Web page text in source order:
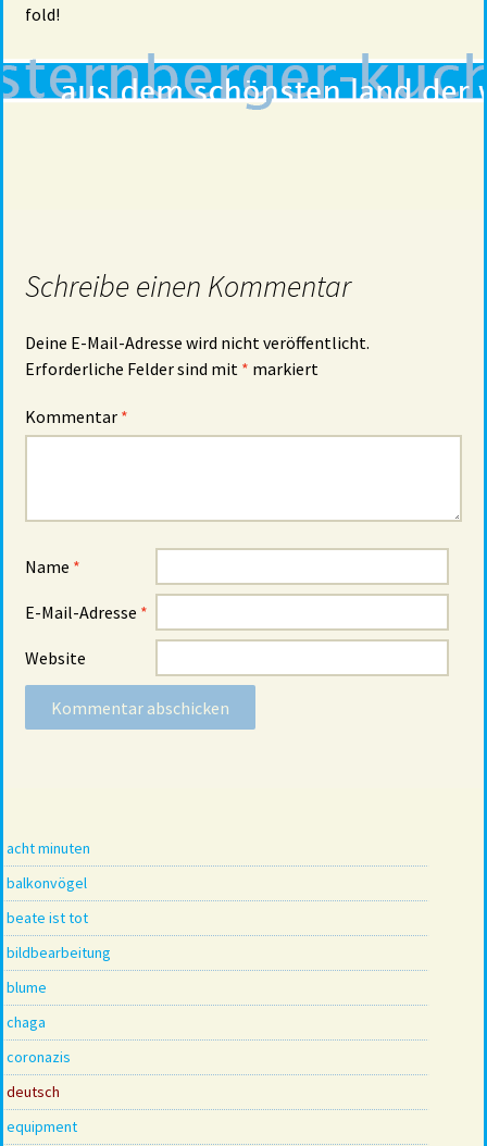
fold!
Schreibe einen Kommentar
Deine E-Mail-Adresse wird nicht veröffentlicht.
Erforderliche Felder sind mit * markiert
Kommentar *
Name *
E-Mail-Adresse *
Website
acht minuten
balkonvögel
beate ist tot
bildbearbeitung
blume
chaga
coronazis
deutsch
equipment